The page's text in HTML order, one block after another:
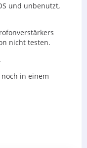
und unbenutzt,
nicht testen.
in einem